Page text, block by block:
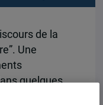
de la
Une
quelques